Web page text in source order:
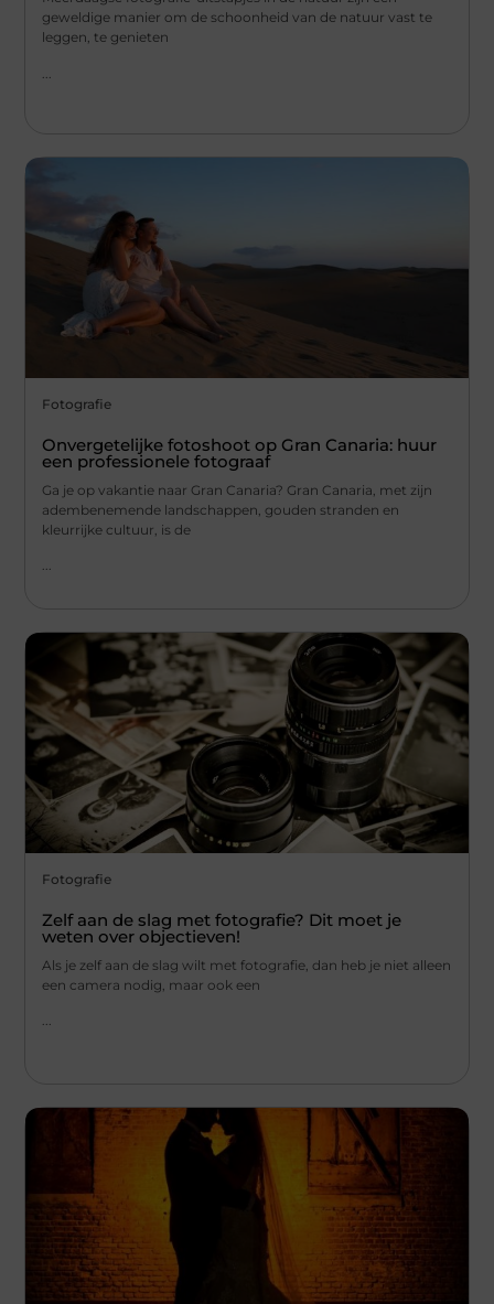
geweldige manier om de schoonheid van de natuur vast te
leggen, te genieten
Fotografie
Onvergetelijke fotoshoot op Gran Canaria: huur
een professionele fotograaf
Ga je op vakantie naar Gran Canaria? Gran Canaria, met zijn
adembenemende landschappen, gouden stranden en
kleurrijke cultuur, is de
...
Fotografie
Zelf aan de slag met fotografie? Dit moet je
weten over objectieven!
Als je zelf aan de slag wilt met fotografie, dan heb je niet alleen
een camera nodig, maar ook een
...